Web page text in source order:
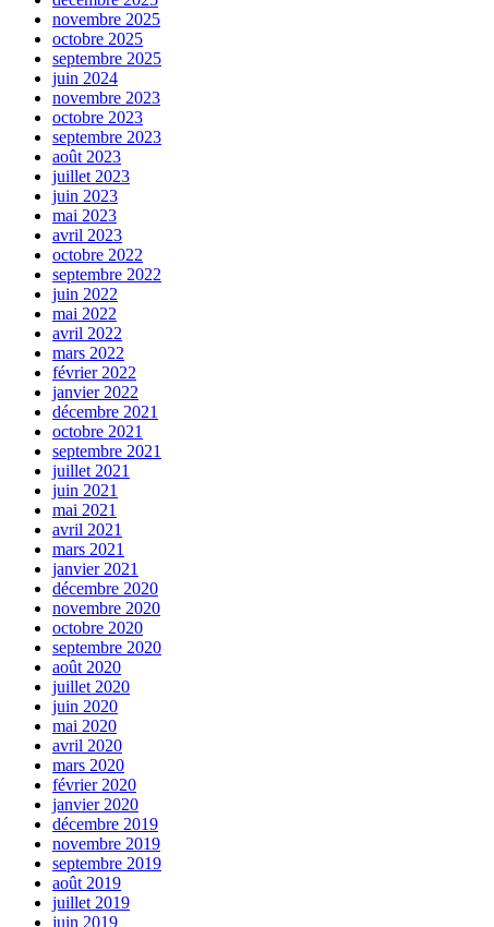
novembre 2025
octobre 2025
septembre 2025
juin 2024
novembre 2023
octobre 2023
septembre 2023
août 2023
juillet 2023
juin 2023
mai 2023
avril 2023
octobre 2022
septembre 2022
juin 2022
mai 2022
avril 2022
mars 2022
février 2022
janvier 2022
décembre 2021
octobre 2021
septembre 2021
juillet 2021
juin 2021
mai 2021
avril 2021
mars 2021
janvier 2021
décembre 2020
novembre 2020
octobre 2020
septembre 2020
août 2020
juillet 2020
juin 2020
mai 2020
avril 2020
mars 2020
février 2020
janvier 2020
décembre 2019
novembre 2019
septembre 2019
août 2019
juillet 2019
juin 2019